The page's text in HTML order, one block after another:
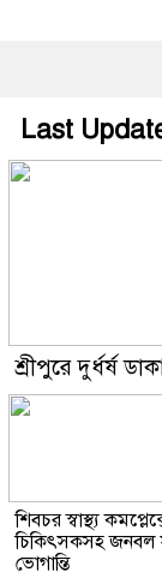
Last
শ্রীপুরে দুর্ধর্ষ
শিবচর স্বাস্থ্য
চিকিৎসকসহ জনবল
ভোগান্তি